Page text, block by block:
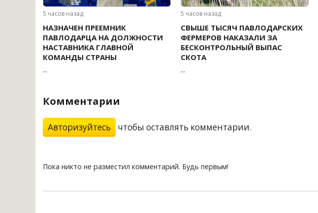
5 часов назад
НАЗНАЧЕН ПРЕЕМНИК
ПАВЛОДАРЦА НА ДОЛЖНОСТИ
НАСТАВНИКА ГЛАВНОЙ
КОМАНДЫ СТРАНЫ
...
5 часов назад
СВЫШЕ ТЫСЯЧ ПАВЛОДАРСКИХ
ФЕРМЕРОВ НАКАЗАЛИ ЗА
БЕСКОНТРОЛЬНЫЙ ВЫПАС
СКОТА
...
Комментарии
Авторизуйтесь чтобы оставлять комментарии.
Пока никто не разместил комментарий. Будь первым!